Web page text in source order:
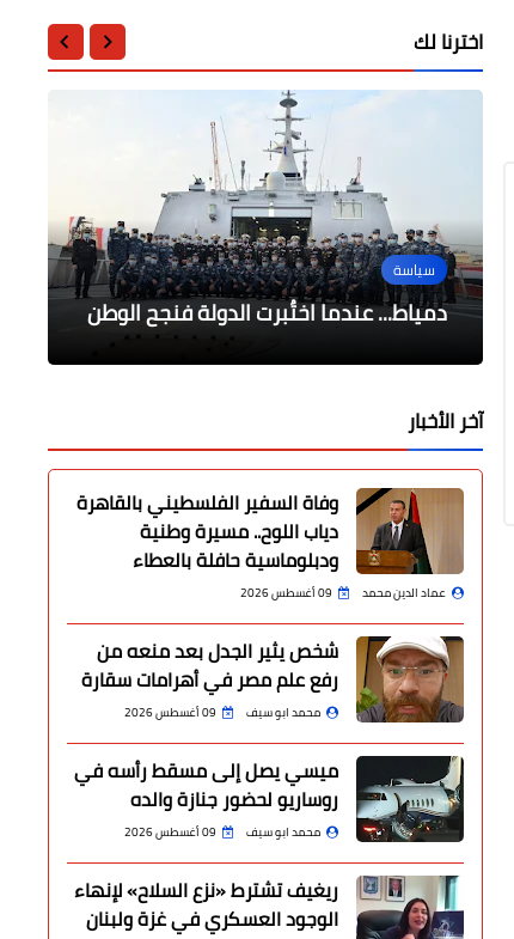
اخترنا لك
سياسة
دمياط... عندما اختُبرت الدولة فنجح الوطن
تكنولوجيا
الكاتب عماد الدين محمد | يكتب | من
الحوكمة إلى الخوارزميات.. كيف تصنع
التكنولوجيا ملامح العالم الحديث؟
أخبار مصر
نقابة المحامين: فيديو متداول بشأن
مملكة البحرين «مفبرك».. وإجراءات
قانونية ضد مروّجيه
مقالات
الاستحقاقية
مجتمع دايلي برس مصر
تهنئة بالزفاف السعيد للمهندس محمود
محمد المتولي وعروسه
آخر الأخبار
وفاة السفير الفلسطيني بالقاهرة
دياب اللوح.. مسيرة وطنية
ودبلوماسية حافلة بالعطاء
عماد الدين محمد 09 أغسطس 2026
شخص يثير الجدل بعد منعه من
رفع علم مصر في أهرامات سقارة
محمد ابو سيف 09 أغسطس 2026
ميسي يصل إلى مسقط رأسه في
روساريو لحضور جنازة والده
محمد ابو سيف 09 أغسطس 2026
ريغيف تشترط «نزع السلاح» لإنهاء
الوجود العسكري في غزة ولبنان